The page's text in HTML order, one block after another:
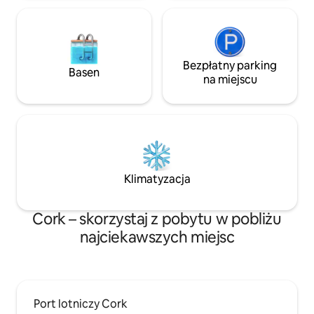
Basen
Bezpłatny parking
na miejscu
Klimatyzacja
Cork – skorzystaj z pobytu w pobliżu
najciekawszych miejsc
Port lotniczy Cork